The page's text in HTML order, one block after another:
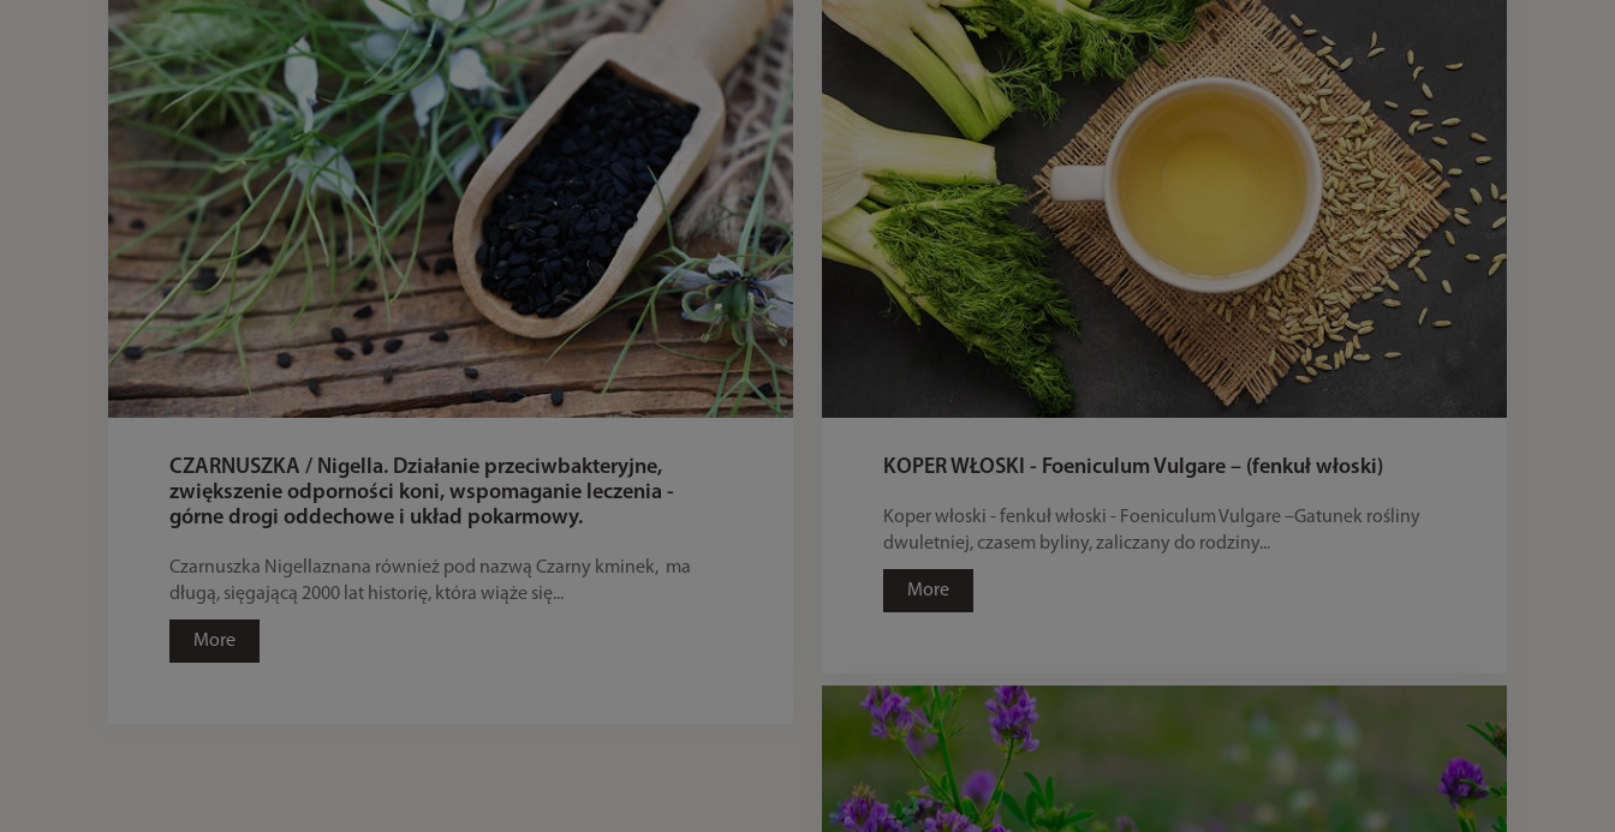
CZARNUSZKA / Nigella. Działanie przeciwbakteryjne,
zwiększenie odporności koni, wspomaganie leczenia -
górne drogi oddechowe i układ pokarmowy.
Czarnuszka Nigellaznana również pod nazwą Czarny kminek, ma
długą, sięgającą 2000 lat historię, która wiąże się...
More
KOPER WŁOSKI - Foeniculum Vulgare – (fenkuł włoski)
Koper włoski - fenkuł włoski - Foeniculum Vulgare –Gatunek rośliny
dwuletniej, czasem byliny, zaliczany do rodziny...
More